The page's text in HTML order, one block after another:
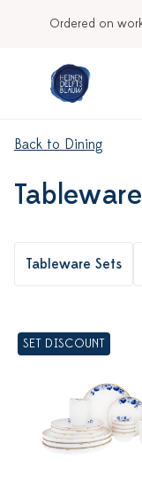
Ordered on
Back to Dining
Tableware
Tableware Sets
SET DISCOUNT